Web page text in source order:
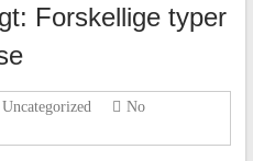
Forskellige typer
Uncategorized
No